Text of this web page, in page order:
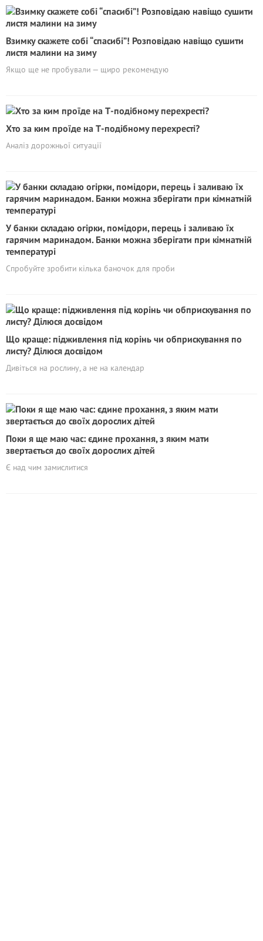
Взимку скажете собі “спасибі”! Розповідаю навіщо сушити
листя малини на зиму
Якщо ще не пробували — щиро рекомендую
Хто за ким проїде на Т-подібному перехресті?
Аналіз дорожньої ситуації
У банки складаю огірки, помідори, перець і заливаю їх
гарячим маринадом. Банки можна зберігати при кімнатній
температурі
Спробуйте зробити кілька баночок для проби
Що краще: підживлення під корінь чи обприскування по
листу? Ділюся досвідом
Дивіться на рослину, а не на календар
Поки я ще маю час: єдине прохання, з яким мати
звертається до своїх дорослих дітей
Є над чим замислитися